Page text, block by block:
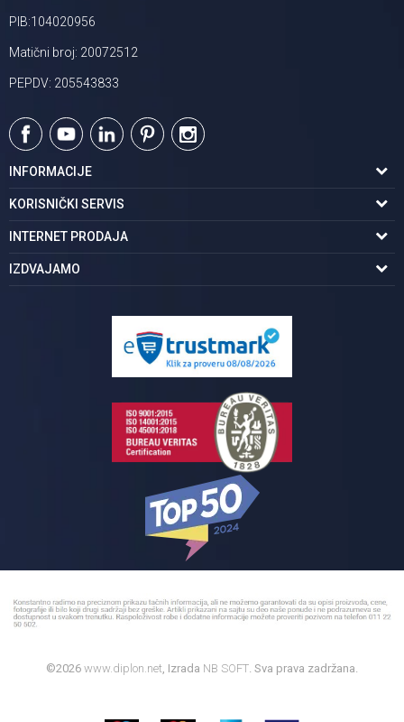
PIB:104020956
Matični broj: 20072512
PEPDV: 205543833
INFORMACIJE
O nama
Podaci o trgovcu
Karijera | postani deo tima
KORISNIČKI SERVIS
Uslovi korišćenja
Politika privatnosti
INTERNET PRODAJA
Kako kupiti
IZDVAJAMO
Pločice za kupatilo
©2026 www.diplon.net , Izrada NB SOFT . Sva prava zadržana.